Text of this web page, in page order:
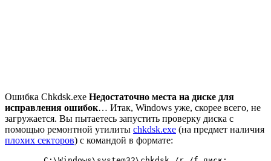
Ошибка Chkdsk.exe Недостаточно места на диске для
исправления ошибок… Итак, Windows уже, скорее всего, не
загружается. Вы пытаетесь запустить проверку диска с
помощью ремонтной утилиты chkdsk.exe (на предмет наличия
плохих секторов) с командой в формате: